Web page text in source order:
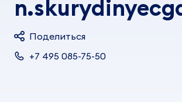
Поделиться
+7 495 085-75-50